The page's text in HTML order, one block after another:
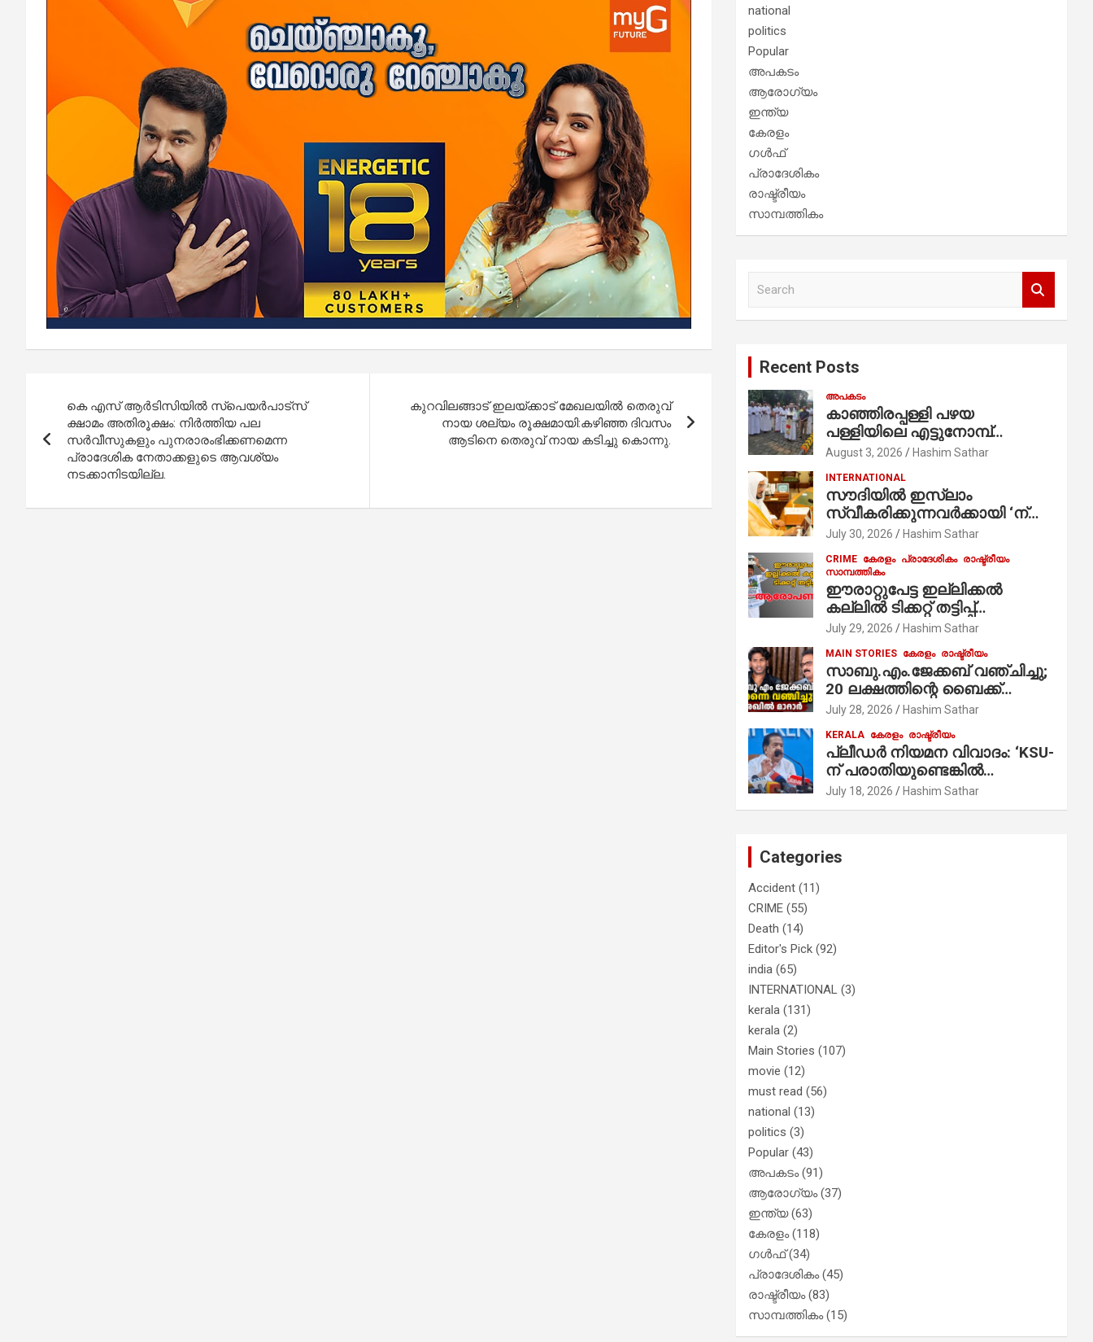
navigation
കെ എസ് ആർടിസിയിൽ സ്പെയർപാട്സ്
ക്ഷാമം അതിരൂക്ഷം: നിർത്തിയ പല
സർവീസുകളും പുനരാരംഭിക്കണമെന്ന
പ്രാദേശിക നേതാക്കളുടെ ആവശ്യം
നടക്കാനിടയില്ല.
കുറവിലങ്ങാട്‌ ഇലയ്‌ക്കാട്‌ മേഖലയിൽ തെരുവ്
നായ ശല്യം രൂക്ഷമായി:കഴിഞ്ഞ ദിവസം
ആടിനെ തെരുവ് നായ കടിച്ചു കൊന്നു.
national
politics
Popular
അപകടം
ആരോഗ്യം
ഇന്ത്യ
കേരളം
ഗൾഫ്
പ്രാദേശികം
രാഷ്ട്രീയം
സാമ്പത്തികം
Recent Posts
അപകടം
കാഞ്ഞിരപ്പള്ളി പഴയ
പള്ളിയിലെ എട്ടുനോമ്പ്
ആചരണത്തിന്റെ ഭാഗമായുള്ള
ആർച്ച് പ്രീസ്റ്റ് വെരി. റവ.ഫാ.
കുര്യൻ താമരശ്ശേരി
നിർവഹിക്കുന്നു.
August 3, 2026 Hashim Sathar
INTERNATIONAL
സൗദിയില്‍ ഇസ്‌ലാം
സ്വീകരിക്കുന്നവര്‍ക്കായി ‘ന്യൂ
മുസ്ലിം’ ഡിജിറ്റല്‍ കാര്‍ഡ്
സേവനം ആരംഭിച്ചു
July 30, 2026 Hashim Sathar
CRIME കേരളം പ്രാദേശികം രാഷ്ട്രീയം
സാമ്പത്തികം
ഈരാറ്റുപേട്ട ഇല്ലിക്കൽ
കല്ലിൽ ടിക്കറ്റ് തട്ടിപ്പ്
ആരോപണം;
July 29, 2026 Hashim Sathar
MAIN STORIES കേരളം രാഷ്ട്രീയം
സാബു.എം.ജേക്കബ് വഞ്ചിച്ചു;
20 ലക്ഷത്തിന്റെ ബൈക്ക്
വിറ്റാണ് തൃക്കാക്കരയില്‍
മത്സരിച്ചത്! പ്രചാരണത്തിന്
രണ്ടേ രണ്ടുപേര്‍ മാത്രമാണ്
ഉണ്ടായിരുന്നത്; സാബുവിന്റേത്
വ്യക്തിപരമായ നേട്ടത്തിനുള്ള
പാര്‍ട്ടി; ഇപ്പോള്‍ ഫോണ്‍
വിളിച്ചാല്‍ എടുക്കില്ല;
ദുരനുഭവങ്ങള്‍ തുറന്നടിച്ച്
അഖില്‍ മാരാര്‍ ട്വന്റി 20 വിട്ടു
July 28, 2026 Hashim Sathar
KERALA കേരളം രാഷ്ട്രീയം
പ്ലീഡർ നിയമന വിവാദം: ‘KSU-
ന് പരാതിയുണ്ടെങ്കിൽ
പരിശോധിക്കും’; രമേശ്
ചെന്നിത്തല
July 18, 2026 Hashim Sathar
Categories
Accident (11)
CRIME (55)
Death (14)
Editor's Pick (92)
india (65)
INTERNATIONAL (3)
kerala (131)
kerala (2)
Main Stories (107)
movie (12)
must read (56)
national (13)
politics (3)
Popular (43)
അപകടം(91)
ആരോഗ്യം(37)
ഇന്ത്യ(63)
കേരളം(118)
ഗൾഫ്(34)
പ്രാദേശികം(45)
രാഷ്ട്രീയം(83)
സാമ്പത്തികം(15)